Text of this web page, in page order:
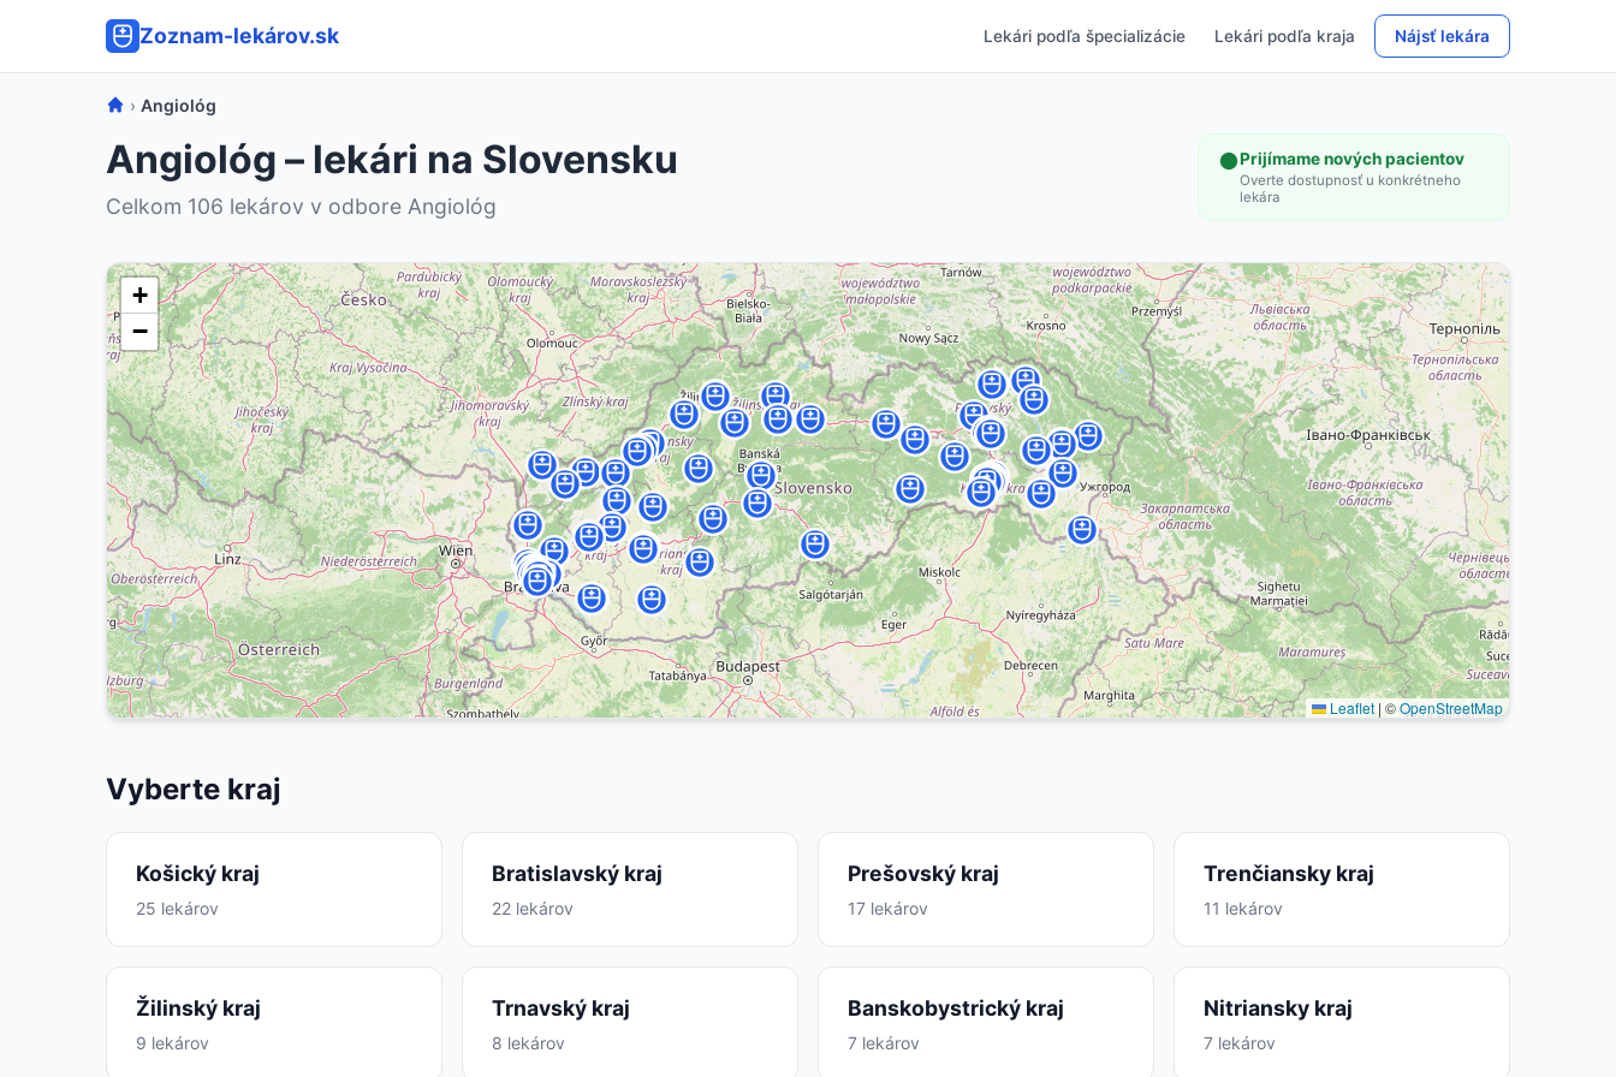
Zoznam-lekárov.sk Lekári podľa špecializácie Lekári podľa kraja Nájsť lekára
› Angiológ
Angiológ – lekári na Slovensku
Celkom 106 lekárov v odbore Angiológ
Prijímame nových pacientov
Overte dostupnosť u konkrétneho
lekára
+
−
Leaflet | ©OpenStreetMap
Vyberte kraj
Košický kraj
25 lekárov
Bratislavský kraj
22 lekárov
Prešovský kraj
17 lekárov
Trenčiansky kraj
11 lekárov
Žilinský kraj
9 lekárov
Trnavský kraj
8 lekárov
Banskobystrický kraj
7 lekárov
Nitriansky kraj
7 lekárov